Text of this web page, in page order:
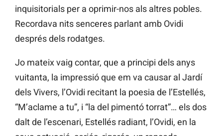
inquisitorials per a oprimir-nos als altres pobles.
Recordava nits senceres parlant amb Ovidi
després dels rodatges.
Jo mateix vaig contar, que a principi dels anys
vuitanta, la impressió que em va causar al Jardí
dels Vivers, l’Ovidi recitant la poesia de l’Estellés,
“M’aclame a tu”, i “la del pimentó torrat”… els dos
dalt de l’escenari, Estellés radiant, l’Ovidi, en la